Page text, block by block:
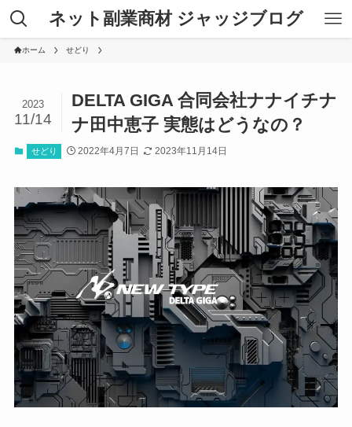
ネット副業商材 ジャッジブログ
ホーム せどり
DELTA GIGA 合同会社ナナイチナ
ナ田中恵子 実態はどうなの？
2023
11/14
せどり 2022年4月7日 2023年11月14日